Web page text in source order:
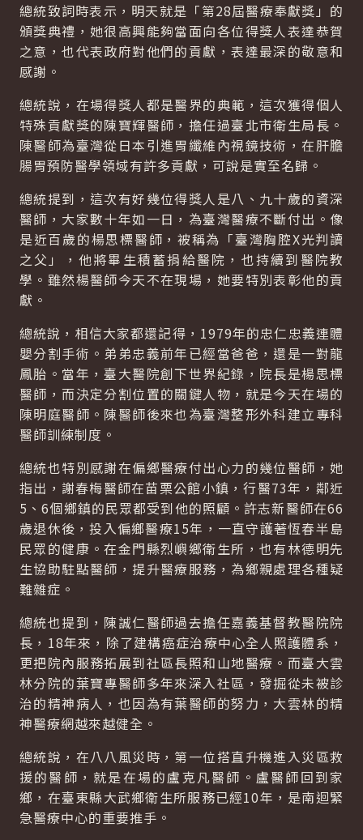
總統致詞時表示，明天就是「第28屆醫療奉獻獎」的
頒獎典禮，她很高興能夠當面向各位得獎人表達恭賀
之意，也代表政府對他們的貢獻，表達最深的敬意和
感謝。
總統說，在場得獎人都是醫界的典範，這次獲得個人
特殊貢獻獎的陳寶輝醫師，擔任過臺北市衛生局長。
陳醫師為臺灣從日本引進胃纖維內視鏡技術，在肝膽
腸胃預防醫學領域有許多貢獻，可說是實至名歸。
總統提到，這次有好幾位得獎人是八、九十歲的資深
醫師，大家數十年如一日，為臺灣醫療不斷付出。像
是近百歲的楊思標醫師，被稱為「臺灣胸腔X光判讀
之父」，他將畢生積蓄捐給醫院，也持續到醫院教
學。雖然楊醫師今天不在現場，她要特別表彰他的貢
獻。
總統說，相信大家都還記得，1979年的忠仁忠義連體
嬰分割手術。弟弟忠義前年已經當爸爸，還是一對龍
鳳胎。當年，臺大醫院創下世界紀錄，院長是楊思標
醫師，而決定分割位置的關鍵人物，就是今天在場的
陳明庭醫師。陳醫師後來也為臺灣整形外科建立專科
醫師訓練制度。
總統也特別感謝在偏鄉醫療付出心力的幾位醫師，她
指出，謝春梅醫師在苗栗公館小鎮，行醫73年，鄰近
5、6個鄉鎮的民眾都受到他的照顧。許志新醫師在66
歲退休後，投入偏鄉醫療15年，一直守護著恆春半島
民眾的健康。在金門縣烈嶼鄉衛生所，也有林德明先
生協助駐點醫師，提升醫療服務，為鄉親處理各種疑
難雜症。
總統也提到，陳誠仁醫師過去擔任嘉義基督教醫院院
長，18年來，除了建構癌症治療中心全人照護體系，
更把院內服務拓展到社區長照和山地醫療。而臺大雲
林分院的葉寶專醫師多年來深入社區，發掘從未被診
治的精神病人，也因為有葉醫師的努力，大雲林的精
神醫療網越來越健全。
總統說，在八八風災時，第一位搭直升機進入災區救
援的醫師，就是在場的盧克凡醫師。盧醫師回到家
鄉，在臺東縣大武鄉衛生所服務已經10年，是南迴緊
急醫療中心的重要推手。